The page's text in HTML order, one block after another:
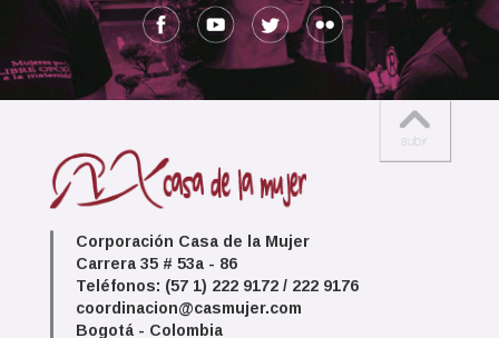
Corporación Casa de la Mujer
Carrera 35 # 53a - 86
Teléfonos: (57 1) 222 9172 / 222 9176
coordinacion@casmujer.com
Bogotá - Colombia